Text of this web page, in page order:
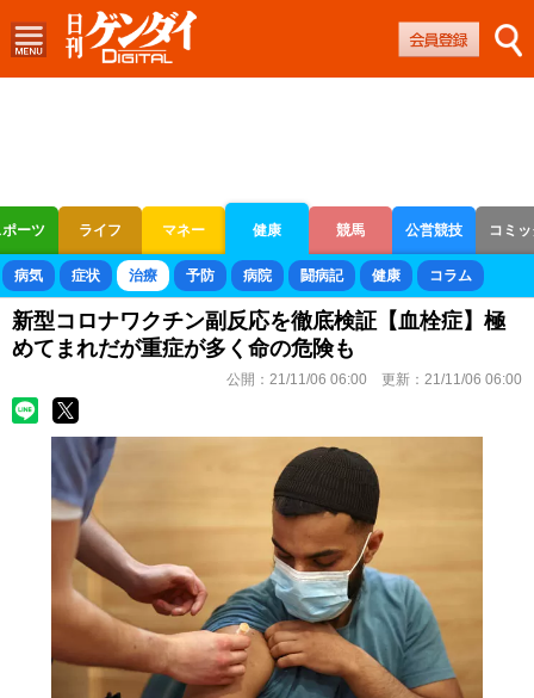
ーツ ライフ マネー 健康 競馬 公営競技 コミ
ボートレース 競輪 オートレース
病気 症状 治療 予防 病院 闘病記 健康 コラム
新型コロナワクチン副反応を徹底検証【血栓症】極
めてまれだが重症が多く命の危険も
公開： 21/11/06 06:00 更新： 21/11/06 06:00